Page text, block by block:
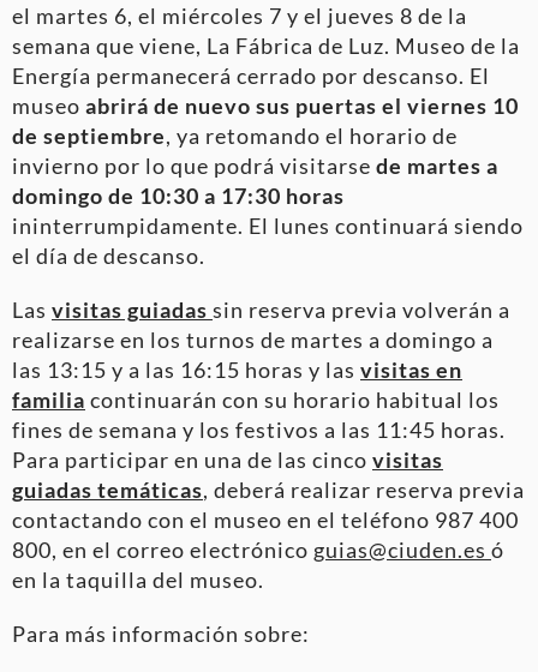
el martes 6, el miércoles 7 y el jueves 8 de la
semana que viene, La Fábrica de Luz. Museo de la
Energía permanecerá cerrado por descanso. El
museo abrirá de nuevo sus puertas el viernes 10
de septiembre, ya retomando el horario de
invierno por lo que podrá visitarse de martes a
domingo de 10:30 a 17:30 horas
ininterrumpidamente. El lunes continuará siendo
el día de descanso.
Las visitas guiadas sin reserva previa volverán a
realizarse en los turnos de martes a domingo a
las 13:15 y a las 16:15 horas y las visitas en
familia continuarán con su horario habitual los
fines de semana y los festivos a las 11:45 horas.
Para participar en una de las cinco visitas
guiadas temáticas, deberá realizar reserva previa
contactando con el museo en el teléfono 987 400
800, en el correo electrónico guias@ciuden.es ó
en la taquilla del museo.
Para más información sobre: